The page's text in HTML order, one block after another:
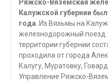
Ряжско-Вяземская
Калужской губернии
года . Из Вязьмы на
железнодорожный
территории губернии
проходила от города
Калугу, Муратовку,
Управление Ряжско-